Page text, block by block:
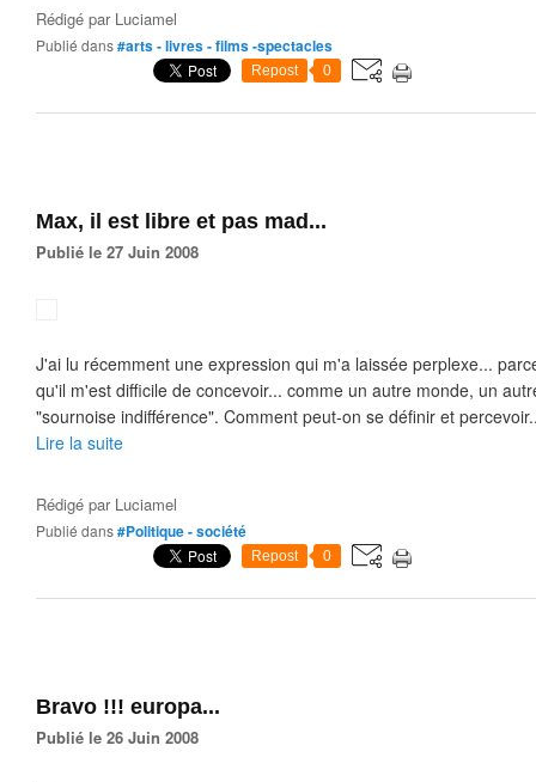
Rédigé par Luciamel
Publié dans#arts - livres - films -spectacles
Repost 0
Max, il est libre et pas mad...
Publié le 27 Juin 2008
J'ai lu récemment une expression qui m'a laissée perplexe...
qu'il m'est difficile de concevoir... comme un autre monde, un
"sournoise indifférence". Comment peut-on se définir et
Lire la suite
Rédigé par Luciamel
Publié dans#Politique - société
Repost 0
Bravo !!! europa...
Publié le 26 Juin 2008